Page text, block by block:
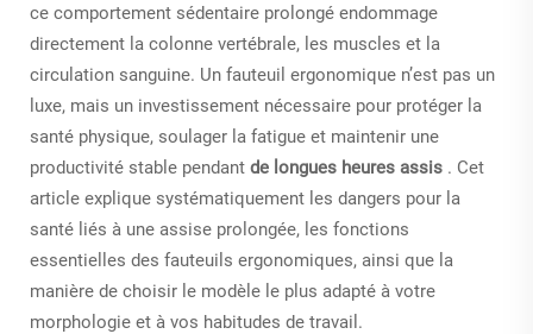
ce comportement sédentaire prolongé endommage
directement la colonne vertébrale, les muscles et la
circulation sanguine. Un fauteuil ergonomique n’est pas un
luxe, mais un investissement nécessaire pour protéger la
santé physique, soulager la fatigue et maintenir une
productivité stable pendant de longues heures assis . Cet
article explique systématiquement les dangers pour la
santé liés à une assise prolongée, les fonctions
essentielles des fauteuils ergonomiques, ainsi que la
manière de choisir le modèle le plus adapté à votre
morphologie et à vos habitudes de travail.